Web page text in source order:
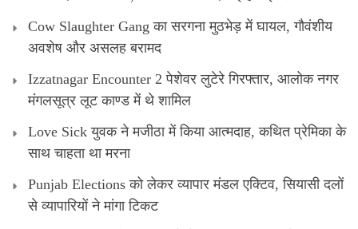
Cow Slaughter Gang का सरगना मुठभेड़ में घायल, गौवंशीय
अवशेष और असलह बरामद
Izzatnagar Encounter 2 पेशेवर लुटेरे गिरफ्तार, आलोक नगर
मंगलसूत्र लूट काण्‍ड में थे शामिल
Love Sick युवक ने मजीठा में किया आत्मदाह, कथित प्रेमिका के
साथ चाहता था मरना
Punjab Elections को लेकर व्यापार मंडल एक्टिव, सियासी दलों
से व्यापारियों ने मांगा टिकट